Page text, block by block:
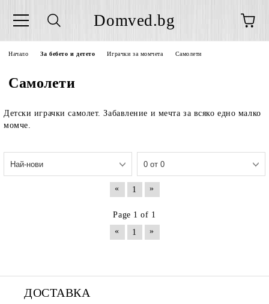
Domved.bg
Начало За бебето и детето Играчки за момчета Самолети
Самолети
Детски играчки самолет. Забавление и мечта за всяко едно малко
момче.
« 1 »
Page 1 of 1
«
1 »
ДОСТАВКА